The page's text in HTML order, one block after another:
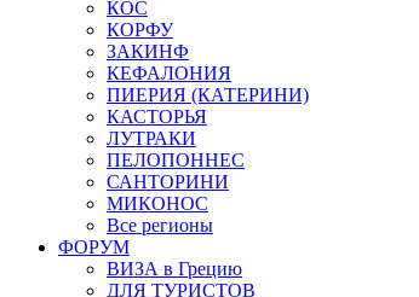
КОС
КОРФУ
ЗАКИНФ
КЕФАЛОНИЯ
ПИЕРИЯ (КАТЕРИНИ)
КАСТОРЬЯ
ЛУТРАКИ
ПЕЛОПОННЕС
САНТОРИНИ
МИКОНОС
Все регионы
ФОРУМ
ВИЗА в Грецию
ДЛЯ ТУРИСТОВ